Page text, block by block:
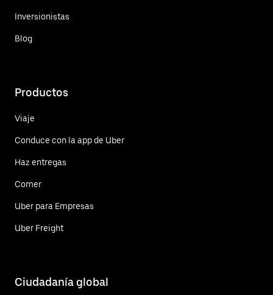
Inversionistas
Blog
Productos
Viaje
Conduce con la app de Uber
Haz entregas
Comer
Uber para Empresas
Uber Freight
Ciudadanía global